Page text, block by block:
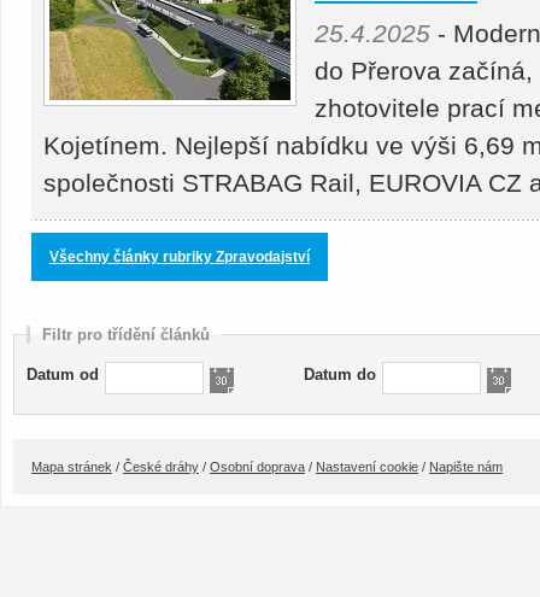
25.4.2025 -
do Přerova
zhotovitele prací
Kojetínem. Nejlepší nabídku ve výši 6,69
společnosti STRABAG Rail, EUROVIA
Všechny články rubriky Zpravodajství
Filtr pro třídění článků
Datum od Datum do
Mapa stránek / České dráhy / Osobní doprava / Nastavení cookie / Napište nám